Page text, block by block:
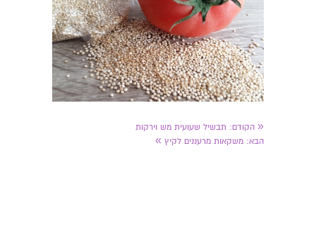
« הקודם: תבשיל שעועית מש וירקות
הבא: משקאות מרעננים לקיץ »